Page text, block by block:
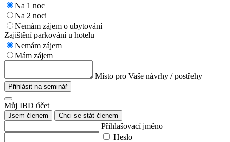
Na 1 noc
Na 2 noci
Nemám zájem o ubytování
Zajištění parkování u hotelu
Nemám zájem
Mám zájem
Místo pro Vaše návrhy / postřehy
Přihlásit na seminář
Můj IBD účet
Jsem členem Chci se stát členem
Přihlašovací jméno
Heslo